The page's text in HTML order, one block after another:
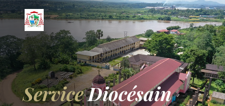
ServiceDiocésain